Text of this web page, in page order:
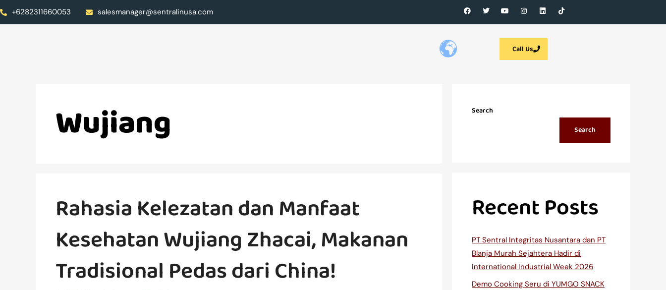
+6282311660053 salesmanager@sentralinusa.com
Call Us
Wujiang
Rahasia Kelezatan dan Manfaat
Kesehatan Wujiang Zhacai, Makanan
Tradisional Pedas dari China!
Search
Search
Recent Posts
PT Sentral Integritas Nusantara dan PT
Blanja Murah Sejahtera Hadir di
International Industrial Week 2026
Demo Cooking Seru di YUMGO SNACK